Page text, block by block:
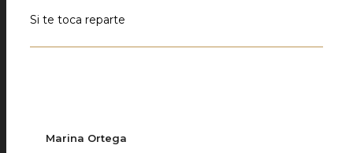
Si te toca reparte
Marina Ortega